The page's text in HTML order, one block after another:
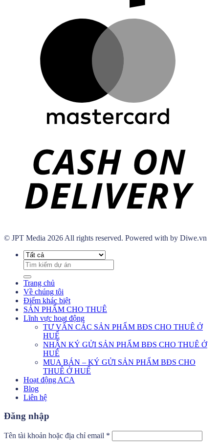
© JPT Media 2026 All rights reserved. Powered with by Diwe.vn
Tìm
kiếm:
Trang chủ
Về chúng tôi
Điểm khác biệt
SẢN PHẨM CHO THUÊ
Lĩnh vực hoạt động
TƯ VẤN CÁC SẢN PHẨM BĐS CHO THUÊ Ở
HUẾ
NHẬN KÝ GỬI SẢN PHẨM BĐS CHO THUÊ Ở
HUẾ
MUA BÁN – KÝ GỬI SẢN PHẨM BĐS CHO
THUÊ Ở HUẾ
Hoạt động ACA
Blog
Liên hệ
Đăng nhập
Tên tài khoản hoặc địa chỉ email *